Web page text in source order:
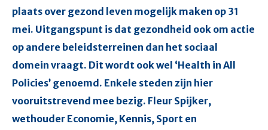
plaats over gezond leven mogelijk maken op 31
mei. Uitgangspunt is dat gezondheid ook om actie
op andere beleidsterreinen dan het sociaal
domein vraagt. Dit wordt ook wel ‘Health in All
Policies’ genoemd. Enkele steden zijn hier
vooruitstrevend mee bezig. Fleur Spijker,
wethouder Economie, Kennis, Sport en